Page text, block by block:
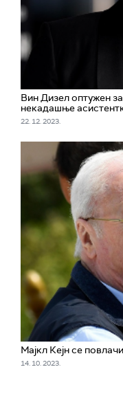
Вин Дизел оптужен
некадашње
22. 12. 2023.
Мајкл Кејн се
14. 10. 2023.